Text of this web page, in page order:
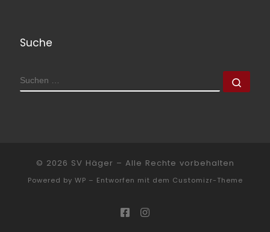
Suche
SUCHE
© 2026 SV Häger – Alle Rechte vorbehalten
Powered by WP – Entworfen mit dem Customizr-Theme